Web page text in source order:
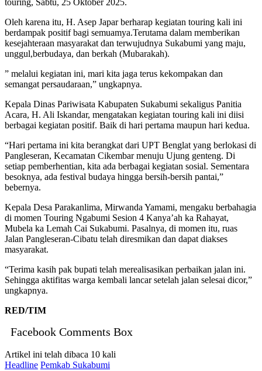
touring, Sabtu, 25 Oktober 2025.
Oleh karena itu, H. Asep Japar berharap kegiatan touring kali ini
berdampak positif bagi semuamya.Terutama dalam memberikan
kesejahteraan masyarakat dan terwujudnya Sukabumi yang maju,
unggul,berbudaya, dan berkah (Mubarakah).
” melalui kegiatan ini, mari kita jaga terus kekompakan dan
semangat persaudaraan,” ungkapnya.
Kepala Dinas Pariwisata Kabupaten Sukabumi sekaligus Panitia
Acara, H. Ali Iskandar, mengatakan kegiatan touring kali ini diisi
berbagai kegiatan positif. Baik di hari pertama maupun hari kedua.
“Hari pertama ini kita berangkat dari UPT Benglat yang berlokasi di
Pangleseran, Kecamatan Cikembar menuju Ujung genteng. Di
setiap pemberhentian, kita ada berbagai kegiatan sosial. Sementara
besoknya, ada festival budaya hingga bersih-bersih pantai,”
bebernya.
Kepala Desa Parakanlima, Mirwanda Yamami, mengaku berbahagia
di momen Touring Ngabumi Sesion 4 Kanya’ah ka Rahayat,
Mubela ka Lemah Cai Sukabumi. Pasalnya, di momen itu, ruas
Jalan Pangleseran-Cibatu telah diresmikan dan dapat diakses
masyarakat.
“Terima kasih pak bupati telah merealisasikan perbaikan jalan ini.
Sehingga aktifitas warga kembali lancar setelah jalan selesai dicor,”
ungkapnya.
RED/TIM
Facebook Comments Box
Artikel ini telah dibaca 10 kali
Headline Pemkab Sukabumi